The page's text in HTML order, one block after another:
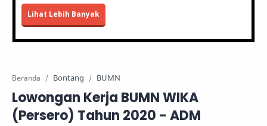
Lihat Lebih Banyak
Beranda Bontang BUMN
Lowongan Kerja BUMN WIKA
(Persero) Tahun 2020 - ADM